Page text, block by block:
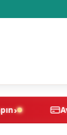
yapın